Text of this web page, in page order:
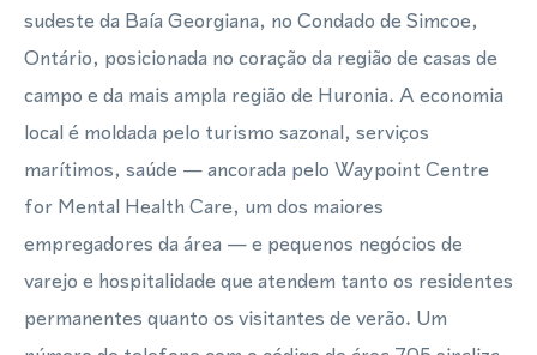
sudeste da Baía Georgiana, no Condado de Simcoe,
Ontário, posicionada no coração da região de casas de
campo e da mais ampla região de Huronia. A economia
local é moldada pelo turismo sazonal, serviços
marítimos, saúde — ancorada pelo Waypoint Centre
for Mental Health Care, um dos maiores
empregadores da área — e pequenos negócios de
varejo e hospitalidade que atendem tanto os residentes
permanentes quanto os visitantes de verão. Um